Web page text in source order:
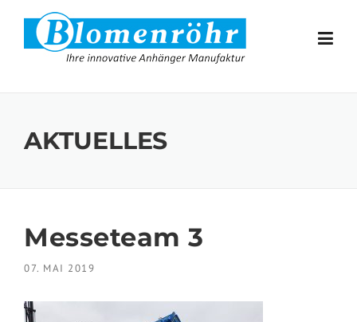
Skip to content
AKTUELLES
Messeteam 3
07. MAI 2019